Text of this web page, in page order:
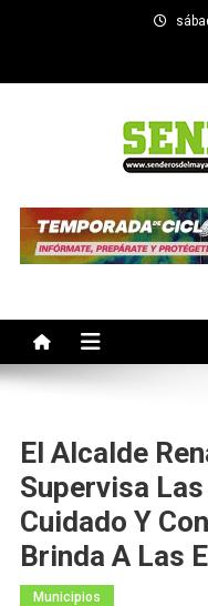
El Alcalde
Supervisa
Cuidado Y
Brinda A Las
Municipios